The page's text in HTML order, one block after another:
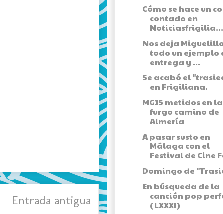
Entrada antigua
Cómo se hace un
contado en
Noticiasfrigilia...
Nos deja
todo un ejemplo
entrega y ...
Se acabó el
en Frigiliana.
MG15 metidos en la
furgo camino de
Almería
A pasar susto en
Málaga con el
Festival de Cine
Domingo de
En búsqueda de la
canción pop
(LXXXI)